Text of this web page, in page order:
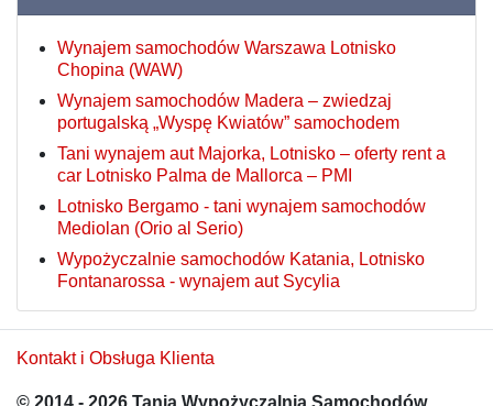
Wynajem samochodów Warszawa Lotnisko
Chopina (WAW)
Wynajem samochodów Madera – zwiedzaj
portugalską „Wyspę Kwiatów” samochodem
Tani wynajem aut Majorka, Lotnisko – oferty rent a
car Lotnisko Palma de Mallorca – PMI
Lotnisko Bergamo - tani wynajem samochodów
Mediolan (Orio al Serio)
Wypożyczalnie samochodów Katania, Lotnisko
Fontanarossa - wynajem aut Sycylia
Kontakt i Obsługa Klienta
© 2014 - 2026 Tania Wypożyczalnia Samochodów